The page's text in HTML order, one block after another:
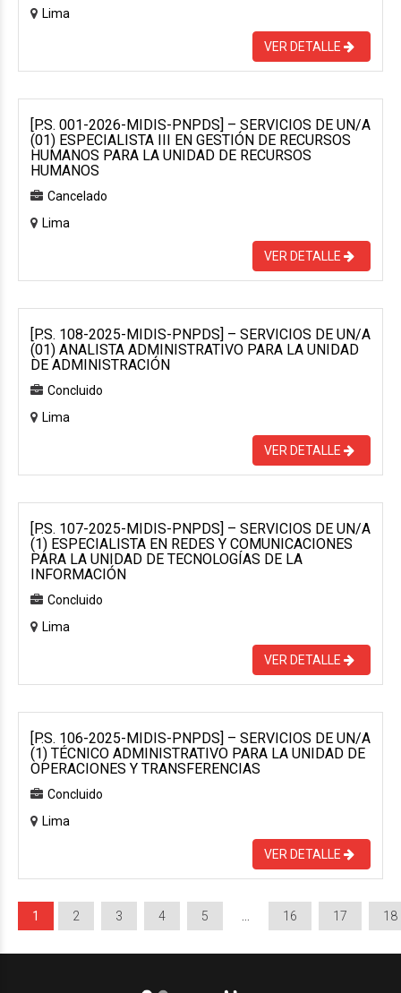
Lima
VER DETALLE
[P.S. 001-2026-MIDIS-PNPDS] – SERVICIOS DE UN/A
(01) ESPECIALISTA III EN GESTIÓN DE RECURSOS
HUMANOS PARA LA UNIDAD DE RECURSOS
HUMANOS
Cancelado
Lima
VER DETALLE
[P.S. 108-2025-MIDIS-PNPDS] – SERVICIOS DE UN/A
(01) ANALISTA ADMINISTRATIVO PARA LA UNIDAD
DE ADMINISTRACIÓN
Concluido
Lima
VER DETALLE
[P.S. 107-2025-MIDIS-PNPDS] – SERVICIOS DE UN/A
(1) ESPECIALISTA EN REDES Y COMUNICACIONES
PARA LA UNIDAD DE TECNOLOGÍAS DE LA
INFORMACIÓN
Concluido
Lima
VER DETALLE
[P.S. 106-2025-MIDIS-PNPDS] – SERVICIOS DE UN/A
(1) TÉCNICO ADMINISTRATIVO PARA LA UNIDAD DE
OPERACIONES Y TRANSFERENCIAS
Concluido
Lima
VER DETALLE
1 2 3 4 5 16 17 18